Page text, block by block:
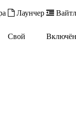
Лаунчер
Свой Включён